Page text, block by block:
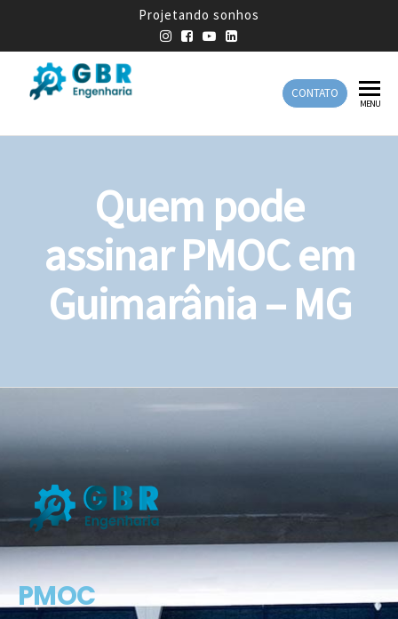
Projetando sonhos
Engenharia
Engenharia
CONTATO
MENU
Quem pode
assinar PMOC em
Guimarânia – MG
PMOC